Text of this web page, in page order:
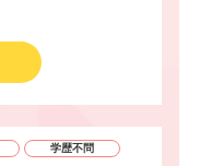
学歴不問